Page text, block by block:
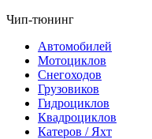
Чип-тюнинг
Автомобилей
Мотоциклов
Снегоходов
Грузовиков
Гидроциклов
Квадроциклов
Катеров / Яхт